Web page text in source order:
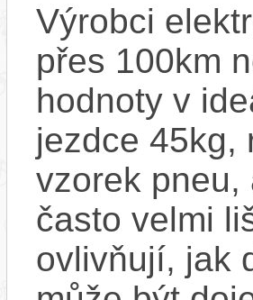
Výrobci
přes 100km
hodnoty v
jezdce 45kg,
vzorek pneu,
často velmi
ovlivňují, jak